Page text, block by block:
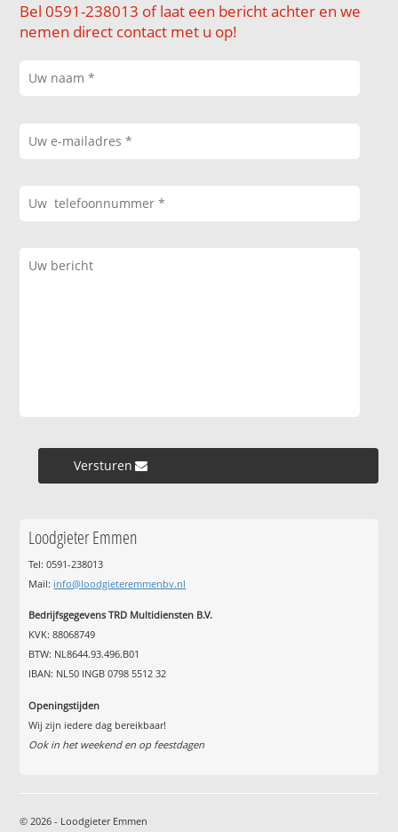
Bel 0591-238013 of laat een bericht achter en we
nemen direct contact met u op!
Versturen »
Loodgieter Emmen
Tel: 0591-238013
Mail: info@loodgieteremmenbv.nl
Bedrijfsgegevens TRD Multidiensten B.V.
KVK: 88068749
BTW: NL8644.93.496.B01
IBAN: NL50 INGB 0798 5512 32
Openingstijden
Wij zijn iedere dag bereikbaar!
Ook in het weekend en op feestdagen
© 2026 - Loodgieter Emmen